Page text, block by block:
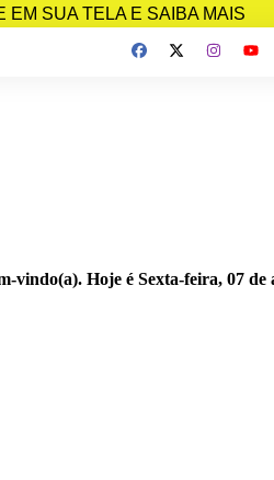
SUA TELA E SAIBA MAIS
vindo(a). Hoje é Sexta-feira, 07 de